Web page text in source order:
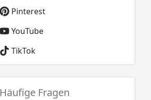
Pinterest
YouTube
TikTok
Häufige Fragen